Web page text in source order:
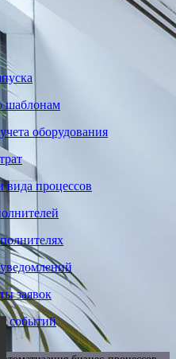
шаблонам
оборудования
вида процессов
заявок
событий